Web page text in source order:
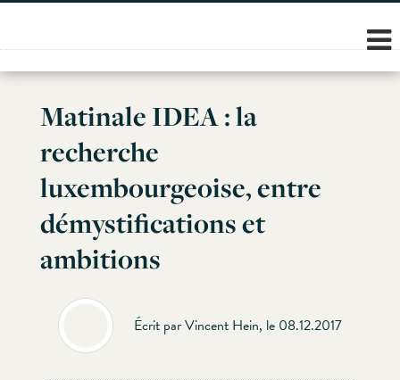
Skip
content
Matinale IDEA : la
recherche
luxembourgeoise, entre
démystifications et
ambitions
Écrit par Vincent Hein, le 08.12.2017